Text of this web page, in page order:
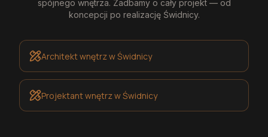
spójnego wnętrza. Zadbamy o cały projekt — od
koncepcji po realizację Świdnicy.
Architekt wnętrzw Świdnicy
Projektant wnętrzw Świdnicy